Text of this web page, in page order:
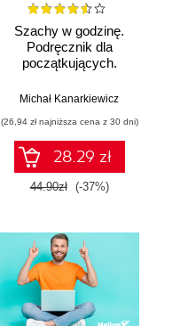
Szachy w godzinę.
Podręcznik dla
początkujących.
Michał Kanarkiewicz
(26,94 zł najniższa cena z 30 dni)
28.29 zł
44.90zł (-37%)